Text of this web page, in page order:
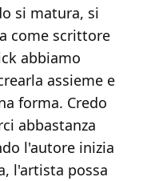
si matura, si
come scrittore
abbiamo
assieme e
forma. Credo
abbastanza
l'autore inizia
l'artista possa